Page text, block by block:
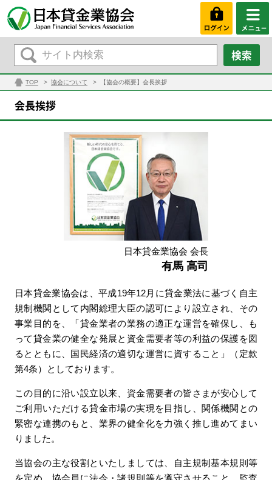
TOP 協会について 【協会の概要】会長挨拶
会長挨拶
日本貸金業協会 会長
有馬 高司
日本貸金業協会は、平成19年12月に貸金業法に基づく自主
規制機関として内閣総理大臣の認可により設立され、その
事業目的を、「貸金業者の業務の適正な運営を確保し、も
って貸金業の健全な発展と資金需要者等の利益の保護を図
るとともに、国民経済の適切な運営に資すること」（定款
第4条）としております。
この目的に沿い設立以来、資金需要者の皆さまが安心して
ご利用いただける貸金市場の実現を目指し、関係機関との
緊密な連携のもと、業界の健全化を力強く推し進めてまい
りました。
当協会の主な役割といたしましては、自主規制基本規則等
を定め、協会員に法令・諸規則等を遵守させること、監査